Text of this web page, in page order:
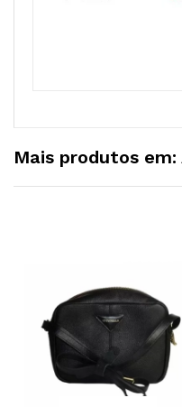
Mais produtos em: